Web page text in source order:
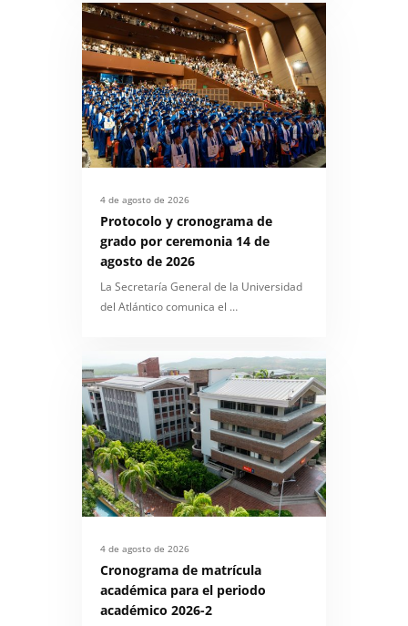
4 de agosto de 2026
Protocolo y cronograma de
grado por ceremonia 14 de
agosto de 2026
La Secretaría General de la Universidad
del Atlántico comunica el …
4 de agosto de 2026
Cronograma de matrícula
académica para el periodo
académico 2026-2